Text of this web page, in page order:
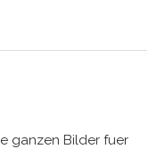
ganzen Bilder fuer